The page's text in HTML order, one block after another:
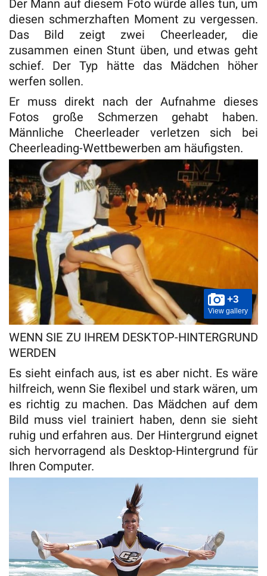
Der Mann auf diesem Foto würde alles tun, um
diesen schmerzhaften Moment zu vergessen.
Das Bild zeigt zwei Cheerleader, die
zusammen einen Stunt üben, und etwas geht
schief. Der Typ hätte das Mädchen höher
werfen sollen.
Er muss direkt nach der Aufnahme dieses
Fotos große Schmerzen gehabt haben.
Männliche Cheerleader verletzen sich bei
Cheerleading-Wettbewerben am häufigsten.
+3
View gallery
WENN SIE ZU IHREM DESKTOP-HINTERGRUND
WERDEN
Es sieht einfach aus, ist es aber nicht. Es wäre
hilfreich, wenn Sie flexibel und stark wären, um
es richtig zu machen. Das Mädchen auf dem
Bild muss viel trainiert haben, denn sie sieht
ruhig und erfahren aus. Der Hintergrund eignet
sich hervorragend als Desktop-Hintergrund für
Ihren Computer.